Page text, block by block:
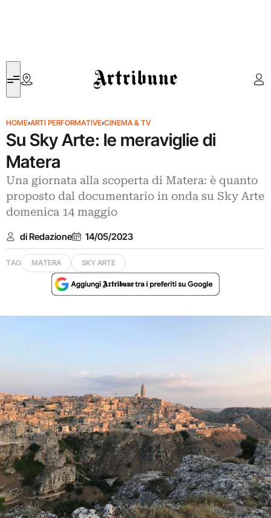
Artribune
HOME›ARTI PERFORMATIVE›CINEMA & TV
Su Sky Arte: le meraviglie di
Matera
Una giornata alla scoperta di Matera: è quanto
proposto dal documentario in onda su Sky Arte
domenica 14 maggio
di Redazione 14/05/2023
TAG MATERA SKY ARTE